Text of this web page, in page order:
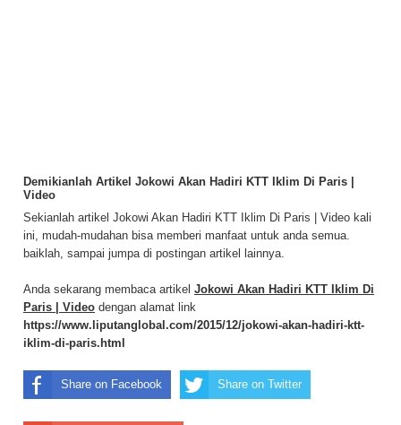
Demikianlah Artikel Jokowi Akan Hadiri KTT Iklim Di Paris |
Video
Sekianlah artikel Jokowi Akan Hadiri KTT Iklim Di Paris | Video kali
ini, mudah-mudahan bisa memberi manfaat untuk anda semua.
baiklah, sampai jumpa di postingan artikel lainnya.
Anda sekarang membaca artikel Jokowi Akan Hadiri KTT Iklim Di
Paris | Video dengan alamat link
https://www.liputanglobal.com/2015/12/jokowi-akan-hadiri-ktt-
iklim-di-paris.html
Share on Facebook Share on Twitter